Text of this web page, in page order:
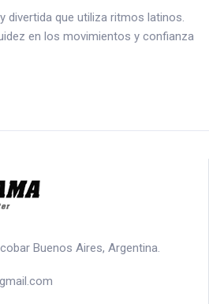
divertida que utiliza ritmos latinos.
en los movimientos y confianza
Buenos Aires, Argentina.